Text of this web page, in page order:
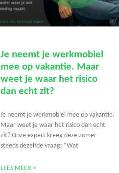
Je neemt je werkmobiel
mee op vakantie. Maar
weet je waar het risico
dan echt zit?
Je neemt je werkmobiel mee op vakantie.
Maar weet je waar het risico dan echt
zit? Onze expert kreeg deze zomer
steeds dezelfde vraag: “Wat
LEES MEER >